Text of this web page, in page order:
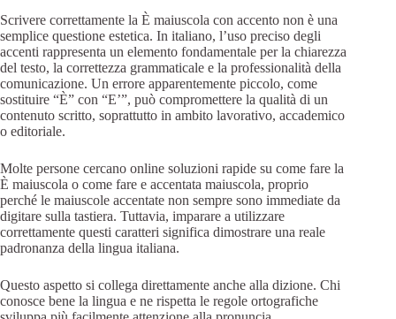
Scrivere correttamente la È maiuscola con accento non è una
semplice questione estetica. In italiano, l’uso preciso degli
accenti rappresenta un elemento fondamentale per la chiarezza
del testo, la correttezza grammaticale e la professionalità della
comunicazione. Un errore apparentemente piccolo, come
sostituire “È” con “E’”, può compromettere la qualità di un
contenuto scritto, soprattutto in ambito lavorativo, accademico
o editoriale.
Molte persone cercano online soluzioni rapide su come fare la
È maiuscola o come fare e accentata maiuscola, proprio
perché le maiuscole accentate non sempre sono immediate da
digitare sulla tastiera. Tuttavia, imparare a utilizzare
correttamente questi caratteri significa dimostrare una reale
padronanza della lingua italiana.
Questo aspetto si collega direttamente anche alla dizione. Chi
conosce bene la lingua e ne rispetta le regole ortografiche